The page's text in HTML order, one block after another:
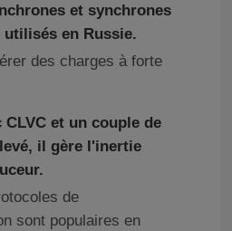
et synchrones
en Russie.
des charges à forte
CLVC et un couple de
il gère l'inertie
de
sont populaires en